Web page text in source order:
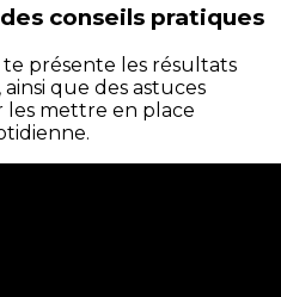
conseils pratiques
présente les résultats
que des astuces
les mettre en place